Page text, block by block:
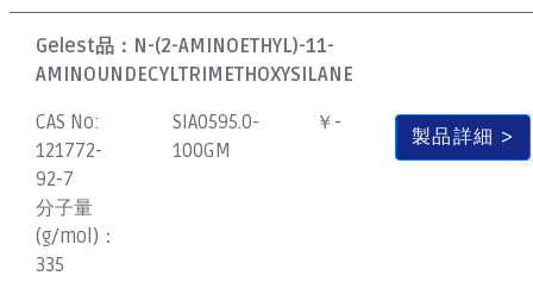
Gelest品： N-(2-AMINOETHYL)-11-
AMINOUNDECYLTRIMETHOXYSILANE
CAS No:
121772-
92-7
分子量
(g/mol)：
335
SIA0595.0-
100GM
￥-
製品詳細